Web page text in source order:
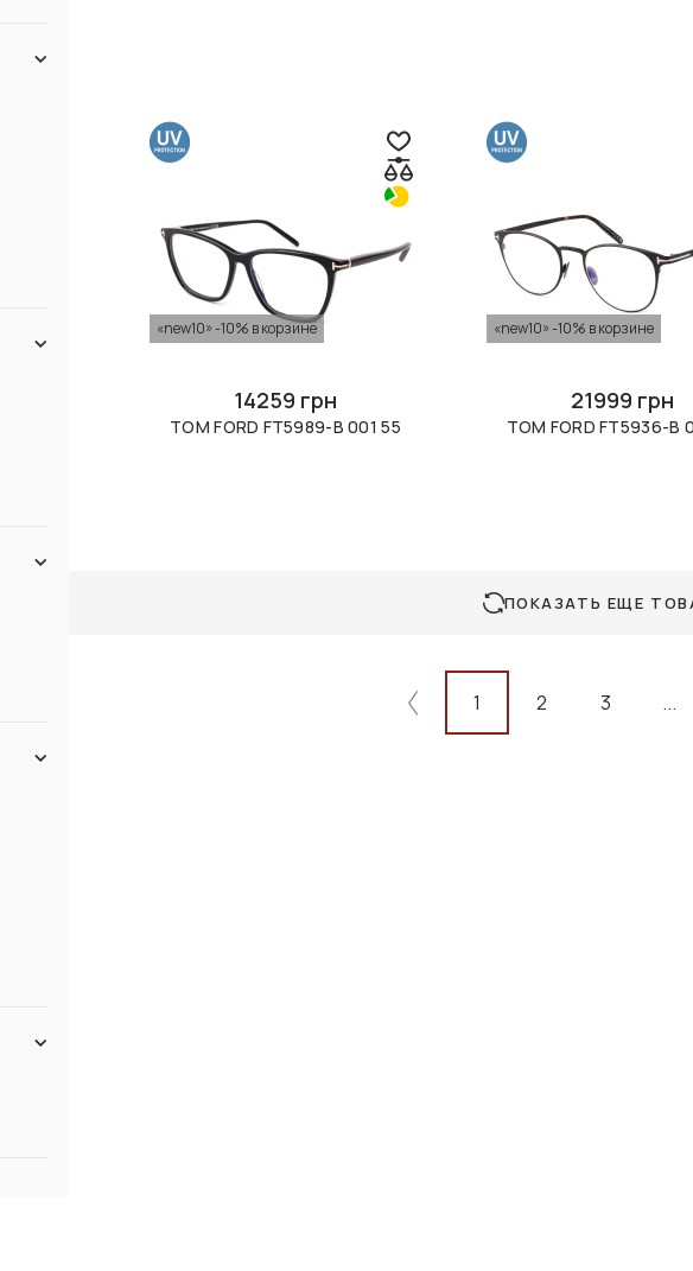
«new10» -10% в корзине
14259 грн
TOM FORD FT5989-B 001 55
«new10» -10% в корзине
21999 грн
TOM FORD FT5936-B
ПОКАЗАТЬ ЕЩЕ
1 2 3 ...